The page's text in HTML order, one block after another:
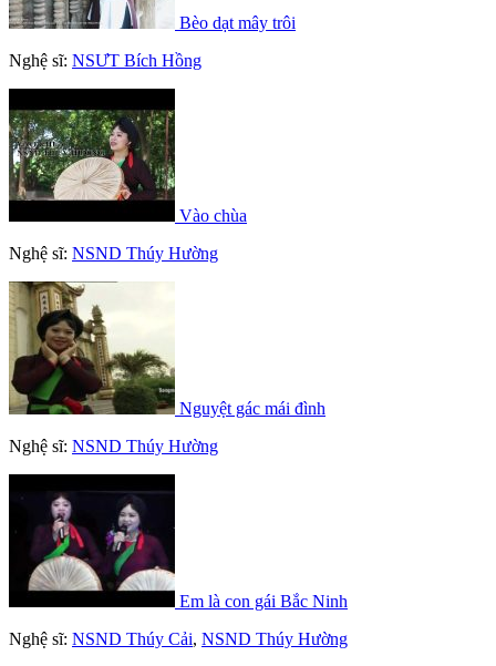
Bèo dạt mây trôi
Nghệ sĩ: NSƯT Bích Hồng
Vào chùa
Nghệ sĩ: NSND Thúy Hường
Nguyệt gác mái đình
Nghệ sĩ: NSND Thúy Hường
Em là con gái Bắc Ninh
Nghệ sĩ: NSND Thúy Cải, NSND Thúy Hường